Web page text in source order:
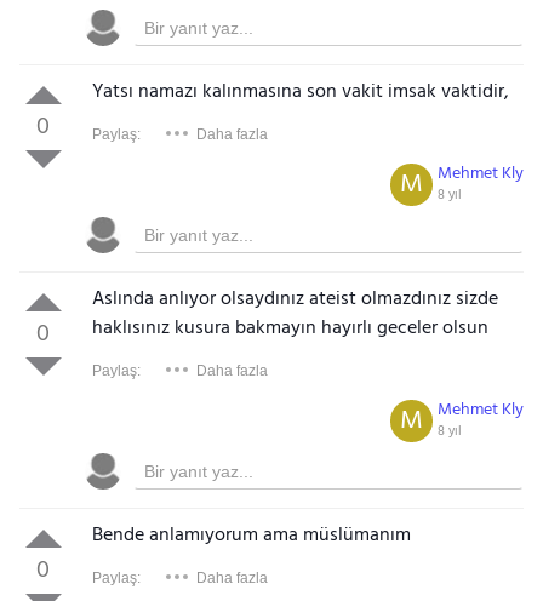
0
Yatsı namazı kalınmasına son vakit imsak vaktidir,
Paylaş: Daha fazla
Mehmet Kly
8 yıl
M
0
Aslında anlıyor olsaydınız ateist olmazdınız sizde
haklısınız kusura bakmayın hayırlı geceler olsun
Paylaş: Daha fazla
Mehmet Kly
8 yıl
M
0
Bende anlamıyorum ama müslümanım
Paylaş: Daha fazla